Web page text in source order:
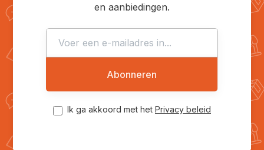
en aanbiedingen.
Abonneren
Ik ga akkoord met het Privacy beleid